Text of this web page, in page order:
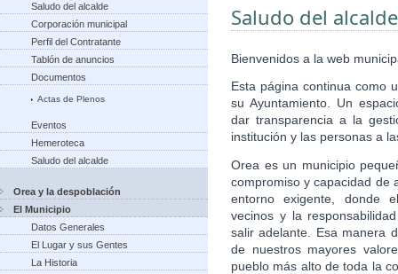
Saludo del alcalde
Corporación municipal
Perfil del Contratante
Tablón de anuncios
Documentos
Actas de Plenos
Eventos
Hemeroteca
Saludo del alcalde
Orea y la despoblación
El Municipio
Datos Generales
El Lugar y sus Gentes
La Historia
Saludo del alcalde
Bienvenidos a la web
Esta página continua como
su Ayuntamiento. Un
dar transparencia a la
institución y las personas a
Orea es un municipio
compromiso y capacidad de
entorno exigente, donde
vecinos y la
salir adelante. Esa manera
de nuestros mayores
pueblo más alto de toda la